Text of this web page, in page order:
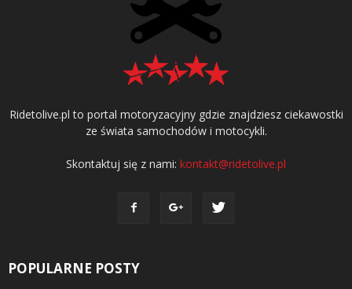
Ridetolive.pl to portal motoryzacyjny gdzie znajdziesz ciekawostki
ze świata samochodów i motocykli.
Skontaktuj się z nami: kontakt@ridetolive.pl
POPULARNE POSTY